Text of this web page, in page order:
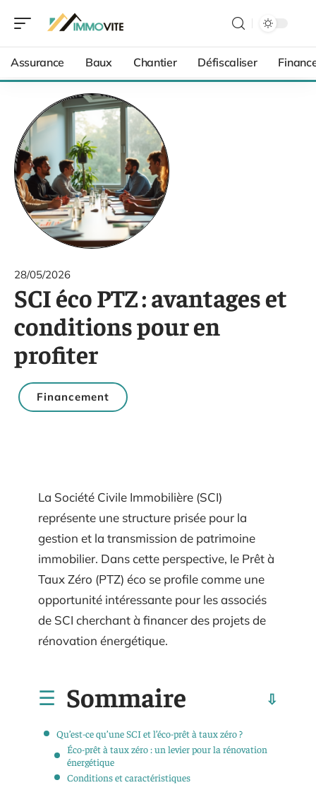
Assurance Baux Chantier Défiscaliser
28/05/2026
SCI éco PTZ : avantages et
conditions pour en
profiter
Financement
La Société Civile Immobilière (SCI)
représente une structure prisée pour la
gestion et la transmission de patrimoine
immobilier. Dans cette perspective, le Prêt à
Taux Zéro (PTZ) éco se profile comme une
opportunité intéressante pour les associés
de SCI cherchant à financer des projets de
rénovation énergétique.
Sommaire
Qu’est-ce qu’une SCI et l’éco-prêt à taux zéro ?
Éco-prêt à taux zéro : un levier pour la rénovation
énergétique
Conditions et caractéristiques